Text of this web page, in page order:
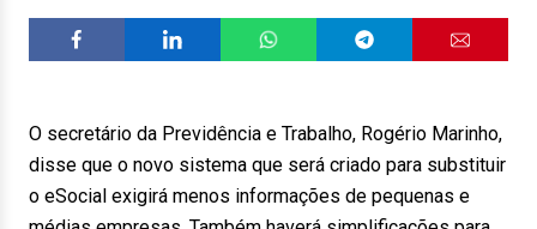
O secretário da Previdência e Trabalho, Rogério Marinho,
disse que o novo sistema que será criado para substituir
o eSocial exigirá menos informações de pequenas e